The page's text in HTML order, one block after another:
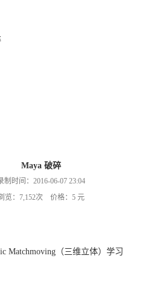
Maya 破碎
制时间：2016-06-07 23:04
览：7,152次 价格：5 元